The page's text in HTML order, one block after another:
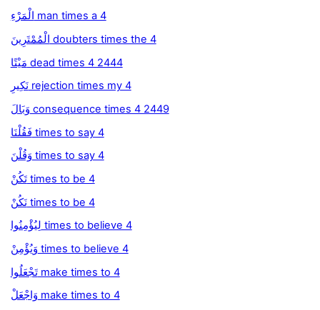
الْمَرْءِ man times a 4
الْمُمْتَرِينَ doubters times the 4
مَيْتًا dead times 4 2444
نَكِيرِ rejection times my 4
وَبَالَ consequence times 4 2449
فَقُلْنَا times to say 4
وَقُلْنَ times to say 4
تَكُنْ times to be 4
نَكُنْ times to be 4
لِيُؤْمِنُوا times to believe 4
وَيُؤْمِنْ times to believe 4
تَجْعَلُوا make times to 4
وَاجْعَلْ make times to 4